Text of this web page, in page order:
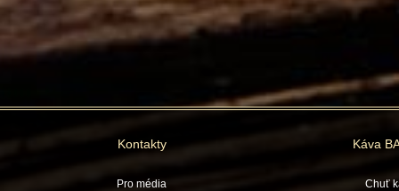
Kontakty
Pro média
Káva
Chuť